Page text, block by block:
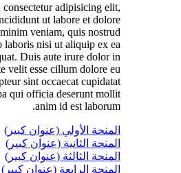
adipisicing elit,
ut labore et dolore
veniam, quis nostrud
laboris nisi ut aliquip ex ea
Duis aute irure dolor in
velit esse cillum dolore eu
sint occaecat cupidatat
qui officia deserunt mollit
anim id est laborum.
المنحة الأولي (عنوان كبير)
المنحة الثانية (عنوان كبير)
المنحة الثالثة (عنوان كبير)
المنحة الرابعة (عنوان كبير)